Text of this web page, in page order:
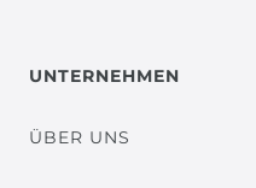
UNTERNEHMEN
ÜBER UNS